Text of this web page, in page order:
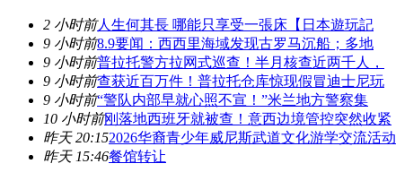
2 小时前人生何其長 哪能只享受一張床【日本遊玩記
9 小时前8.9要闻：西西里海域发现古罗马沉船；多地
9 小时前普拉托警方拉网式巡查！半月核查近两千人，
9 小时前查获近百万件！普拉托仓库惊现假冒迪士尼玩
9 小时前“警队内部早就心照不宣！”米兰地方警察集
10 小时前刚落地西班牙就被查！意西边境管控突然收紧
昨天 20:152026华裔青少年威尼斯武道文化游学交流活动
昨天 15:46餐馆转让